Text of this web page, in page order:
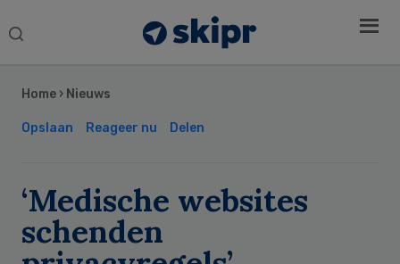
Search
Home › Nieuws
Opslaan Reageer nu Delen
‘Medische websites
schenden
Sidebar